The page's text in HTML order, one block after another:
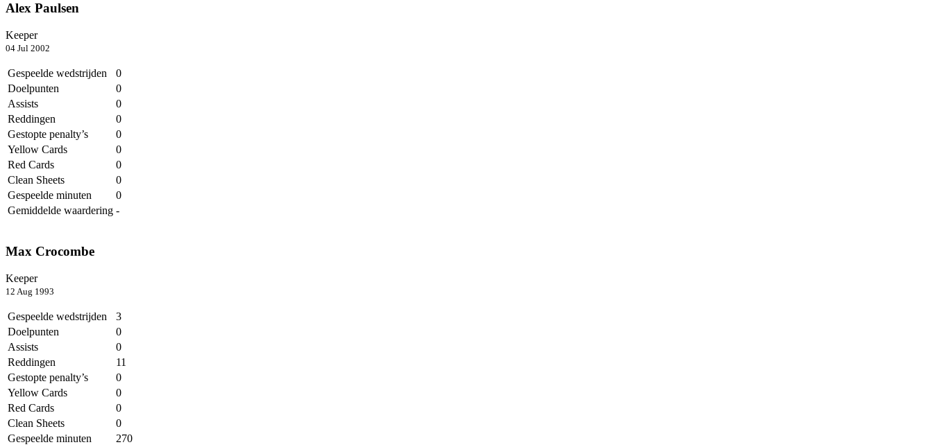
Alex Paulsen
Keeper
04 Jul 2002
Gespeelde wedstrijden
0
Doelpunten
0
Assists
0
Reddingen
0
Gestopte penalty’s
0
Yellow Cards
0
Red Cards
0
Clean Sheets
0
Gespeelde minuten
0
Gemiddelde waardering -
Max Crocombe
Keeper
12 Aug 1993
Gespeelde wedstrijden
3
Doelpunten
0
Assists
0
Reddingen
11
Gestopte penalty’s
0
Yellow Cards
0
Red Cards
0
Clean Sheets
0
Gespeelde minuten
270